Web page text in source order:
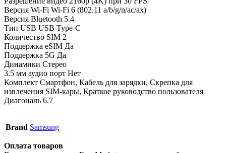
Версия Wi-Fi Wi-Fi 6 (802.11 a/b/g/n/ac/ax)
Версия Bluetooth 5.4
Тип USB USB Type-C
Количество SIM 2
Поддержка eSIM Да
Поддержка 5G Да
Динамики Стерео
3.5 мм аудио порт Нет
Комплект Смартфон, Кабель для зарядки, Скрепка для
извлечения SIM-кары, Краткое руководство пользователя
Диагональ 6.7
Brand Samsung
Оплата товаров